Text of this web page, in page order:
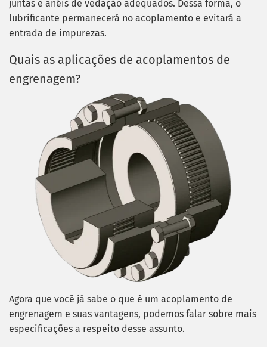
juntas e anéis de vedação adequados. Dessa forma, o
lubrificante permanecerá no acoplamento e evitará a
entrada de impurezas.
Quais as aplicações de acoplamentos de
engrenagem?
Agora que você já sabe o que é um acoplamento de
engrenagem e suas vantagens, podemos falar sobre mais
especificações a respeito desse assunto.